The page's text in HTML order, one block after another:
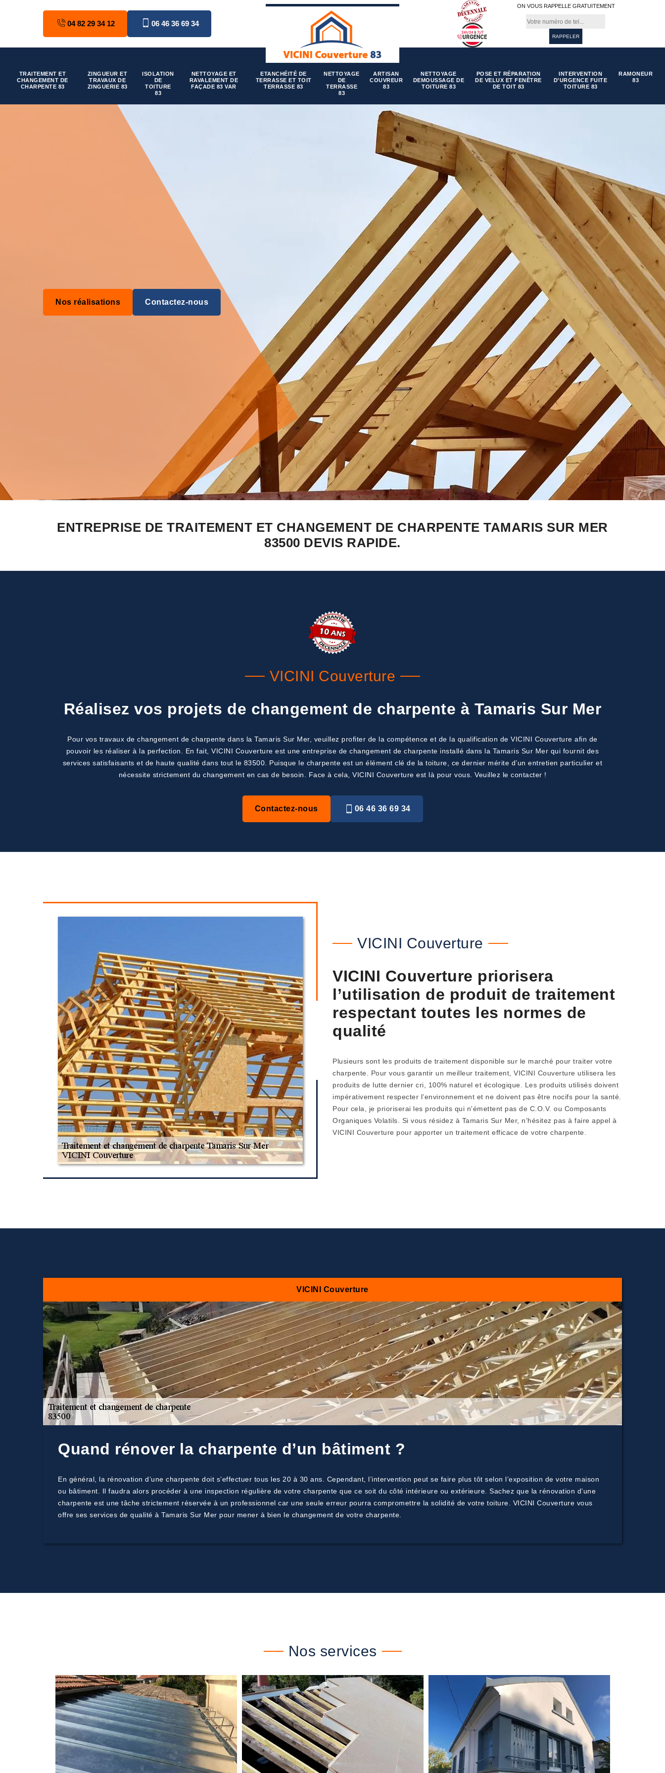
04 82 29 34 12 06 46 36 69 34
ON VOUS RAPPELLE GRATUITEMENT
TRAITEMENT ET
CHANGEMENT DE
CHARPENTE 83
ZINGUEUR ET
TRAVAUX DE
ZINGUERIE 83
ISOLATION
DE
TOITURE
83
NETTOYAGE ET
RAVALEMENT DE
FAÇADE 83 VAR
ETANCHÉITÉ DE
TERRASSE ET TOIT
TERRASSE 83
NETTOYAGE
DE
TERRASSE
83
ARTISAN
COUVREUR
83
NETTOYAGE
DEMOUSSAGE DE
TOITURE 83
POSE ET RÉPARATION
DE VELUX ET FENÊTRE
DE TOIT 83
INTERVENTION
D'URGENCE FUITE
TOITURE 83
RAMONEUR
83
Nos réalisations Contactez-nous
ENTREPRISE DE TRAITEMENT ET CHANGEMENT DE CHARPENTE TAMARIS SUR MER
83500 DEVIS RAPIDE.
VICINI Couverture
Réalisez vos projets de changement de charpente à Tamaris Sur Mer
Pour vos travaux de changement de charpente dans la Tamaris Sur Mer, veuillez profiter de la compétence et de la qualification de VICINI Couverture afin de
pouvoir les réaliser à la perfection. En fait, VICINI Couverture est une entreprise de changement de charpente installé dans la Tamaris Sur Mer qui fournit des
services satisfaisants et de haute qualité dans tout le 83500. Puisque le charpente est un élément clé de la toiture, ce dernier mérite d’un entretien particulier et
nécessite strictement du changement en cas de besoin. Face à cela, VICINI Couverture est là pour vous. Veuillez le contacter !
Contactez-nous 06 46 36 69 34
VICINI Couverture
VICINI Couverture priorisera
l’utilisation de produit de traitement
respectant toutes les normes de
qualité
Plusieurs sont les produits de traitement disponible sur le marché pour traiter votre
charpente. Pour vous garantir un meilleur traitement, VICINI Couverture utilisera les
produits de lutte dernier cri, 100% naturel et écologique. Les produits utilisés doivent
impérativement respecter l’environnement et ne doivent pas être nocifs pour la santé.
Pour cela, je prioriserai les produits qui n'émettent pas de C.O.V. ou Composants
Organiques Volatils. Si vous résidez à Tamaris Sur Mer, n’hésitez pas à faire appel à
VICINI Couverture pour apporter un traitement efficace de votre charpente.
VICINI Couverture
Quand rénover la charpente d’un bâtiment ?
En général, la rénovation d’une charpente doit s’effectuer tous les 20 à 30 ans. Cependant, l’intervention peut se faire plus tôt selon l’exposition de votre maison
ou bâtiment. Il faudra alors procéder à une inspection régulière de votre charpente que ce soit du côté intérieure ou extérieure. Sachez que la rénovation d’une
charpente est une tâche strictement réservée à un professionnel car une seule erreur pourra compromettre la solidité de votre toiture. VICINI Couverture vous
offre ses services de qualité à Tamaris Sur Mer pour mener à bien le changement de votre charpente.
Nos services